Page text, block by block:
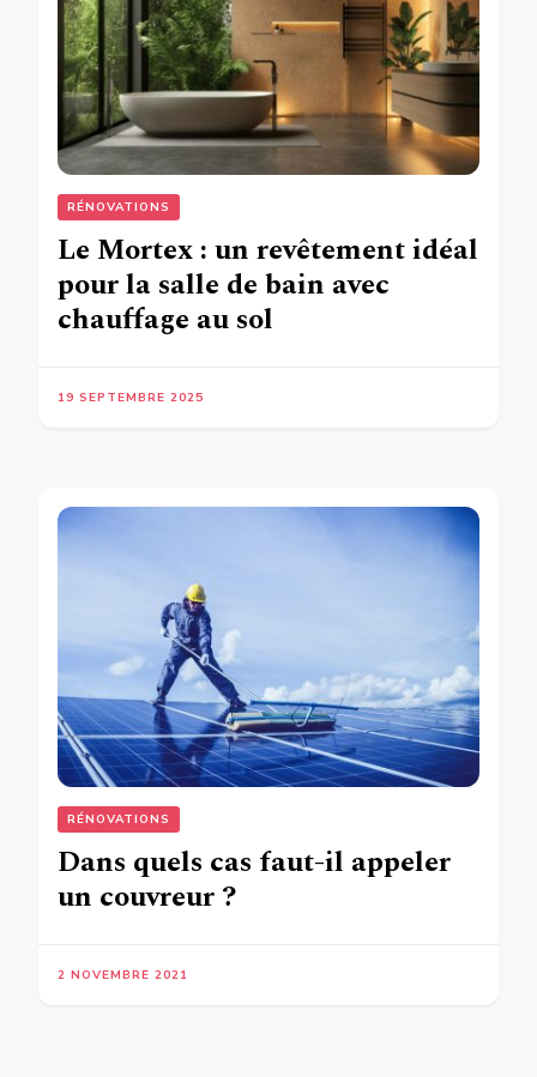
RÉNOVATIONS
Le Mortex : un revêtement idéal
pour la salle de bain avec
chauffage au sol
19 SEPTEMBRE 2025
RÉNOVATIONS
Dans quels cas faut-il appeler
un couvreur ?
2 NOVEMBRE 2021